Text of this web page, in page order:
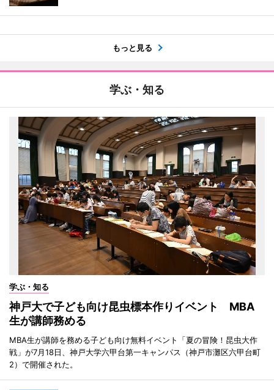
もっと見る
学ぶ・知る
学ぶ・知る
神戸大で子ども向け昆虫標本作りイベント MBA
生が講師務める
MBA生が講師を務める子ども向け無料イベント「夏の冒険！昆虫大作
戦」が7月18日、神戸大学六甲台第一キャンパス（神戸市灘区六甲台町
2）で開催された。